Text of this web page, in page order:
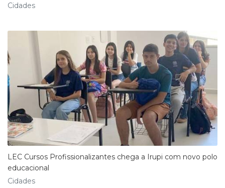
Cidades
LEC Cursos Profissionalizantes chega a Irupi com novo polo
educacional
Cidades